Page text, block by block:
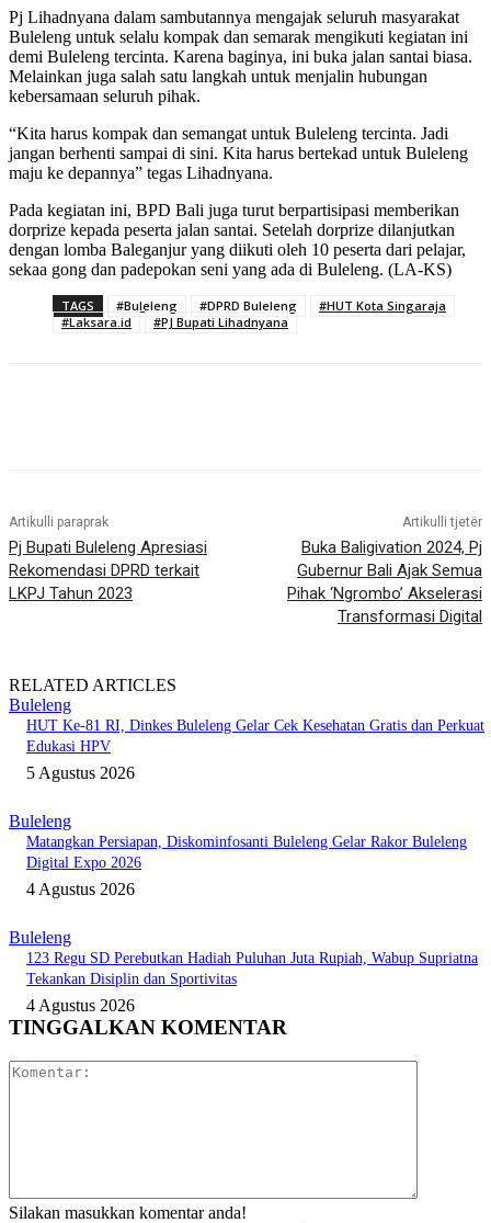
Pj Lihadnyana dalam sambutannya mengajak seluruh masyarakat
Buleleng untuk selalu kompak dan semarak mengikuti kegiatan ini
demi Buleleng tercinta. Karena baginya, ini buka jalan santai biasa.
Melainkan juga salah satu langkah untuk menjalin hubungan
kebersamaan seluruh pihak.
“Kita harus kompak dan semangat untuk Buleleng tercinta. Jadi
jangan berhenti sampai di sini. Kita harus bertekad untuk Buleleng
maju ke depannya” tegas Lihadnyana.
Pada kegiatan ini, BPD Bali juga turut berpartisipasi memberikan
dorprize kepada peserta jalan santai. Setelah dorprize dilanjutkan
dengan lomba Baleganjur yang diikuti oleh 10 peserta dari pelajar,
sekaa gong dan padepokan seni yang ada di Buleleng. (LA-KS)
TAGS #Buleleng #DPRD Buleleng
#HUT Kota Singaraja
#Laksara.id
#PJ Bupati Lihadnyana
Artikulli paraprak
Pj Bupati Buleleng Apresiasi
Rekomendasi DPRD terkait
LKPJ Tahun 2023
Artikulli tjetër
Buka Baligivation 2024, Pj
Gubernur Bali Ajak Semua
Pihak ‘Ngrombo’ Akselerasi
Transformasi Digital
RELATED ARTICLES
Buleleng
HUT Ke-81 RI, Dinkes Buleleng Gelar Cek Kesehatan Gratis dan Perkuat
Edukasi HPV
5 Agustus 2026
Buleleng
Matangkan Persiapan, Diskominfosanti Buleleng Gelar Rakor Buleleng
Digital Expo 2026
4 Agustus 2026
Buleleng
123 Regu SD Perebutkan Hadiah Puluhan Juta Rupiah, Wabup Supriatna
Tekankan Disiplin dan Sportivitas
4 Agustus 2026
TINGGALKAN KOMENTAR
Silakan masukkan komentar anda!